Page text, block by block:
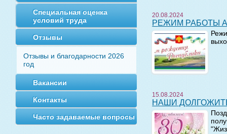
Специальная оценка
условий труда
Отзывы
Отзывы и благодарности 2026
год
Вакансии
Контакты
Часто задаваемые вопросы
20.08.2024
РЕЖИМ РАБОТЫ
15.08.2024
НАШИ